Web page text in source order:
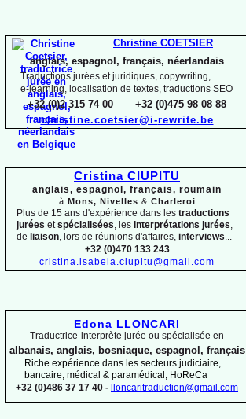
Christine COETSIER
anglais, espagnol, français, néerlandais
Traductions jurées et juridiques, copywriting,
e- learning, localisation de textes, traductions SEO
+32 (0)2 315 74 00 +32 (0)475 98 08 88
christine.coetsier@i-rewrite.be
Cristina CIUPITU
anglais, espagnol, français, roumain
à Mons, Nivelles & Charleroi
Plus de 15 ans d'expérience dans les traductions
jurées etspécialisées, les interprétations jurées,
de liaison, lors de réunions d'affaires, interviews...
+32 (0)470 133 243
cristina.isabela.ciupitu@gmail.com
Edona LLONCARI
Traductrice-interprète jurée ou spécialisée en
albanais, anglais, bosniaque, espagnol, français
Riche expérience dans les secteurs judiciaire,
bancaire, médical & paramédical, HoReCa
+32 (0)486 37 17 40 -
lloncaritraduction@gmail.com